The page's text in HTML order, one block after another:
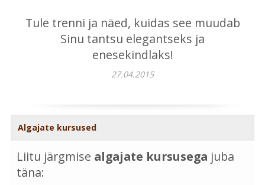
Tule trenni ja näed, kuidas see muudab
Sinu tantsu elegantseks ja
enesekindlaks!
27.04.2015
Algajate kursused
Liitu järgmise algajate kursusega juba
täna: